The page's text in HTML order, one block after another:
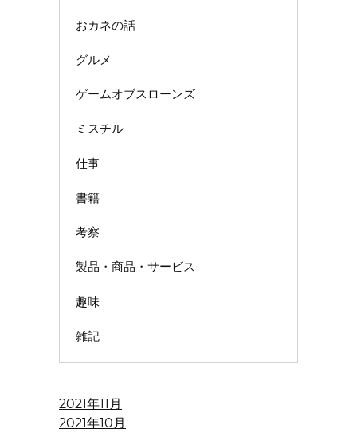
おカネの話
グルメ
ゲームオブスローンズ
ミスチル
仕事
書籍
考察
製品・商品・サービス
趣味
雑記
2021年11月
2021年10月